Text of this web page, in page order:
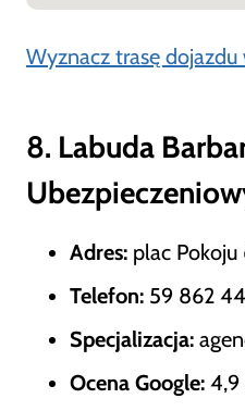
Wyznacz trasę dojazdu
8. Labuda
Adres: plac Pokoju
Telefon: 59 862
Specjalizacja:
Ocena Google: 4,9